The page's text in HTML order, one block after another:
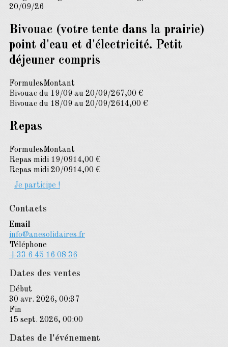
20/09/26
Bivouac (votre tente dans la prairie)
point d'eau et d'électricité. Petit
déjeuner compris
FormulesMontant
Bivouac du 19/09 au 20/09/267,00 €
Bivouac du 18/09 au 20/09/2614,00 €
Repas
FormulesMontant
Repas midi 19/0914,00 €
Repas midi 20/0914,00 €
Je participe !
Contacts
Email
info@anesolidaires.fr
Téléphone
+33 6 45 16 08 36
Dates des ventes
Début
30 avr. 2026, 00:37
Fin
15 sept. 2026, 00:00
Dates de l'événement